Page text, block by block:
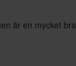
är en mycket bra